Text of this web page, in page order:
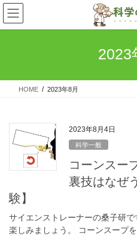
コ
ン
テ
ス
ナ
ビ
ゲ
ン
2023
HOME 2023年8月
2023年8月4日
科学一般
コーンスー
裏技はなぜ
験】
サイエンストレーナーの桑子研
楽しみましょう。 コーンスープ